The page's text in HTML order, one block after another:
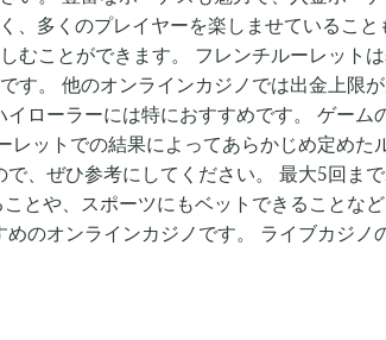
多くのプレイヤーを楽しませていること
ことができます。 フレンチルーレット
。 他のオンラインカジノでは出金上限
ローラーには特におすすめです。 ゲー
ットでの結果によってあらかじめ定め
、ぜひ参考にしてください。 最大5回ま
とや、スポーツにもベットできることな
のオンラインカジノです。 ライブカジ